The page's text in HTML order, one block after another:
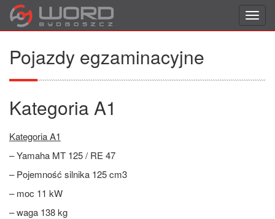
Pojazdy egzaminacyjne
Kategoria A1
Kategoria A1
– Yamaha MT 125 / RE 47
– Pojemność silnika 125 cm3
– moc 11 kW
– waga 138 kg